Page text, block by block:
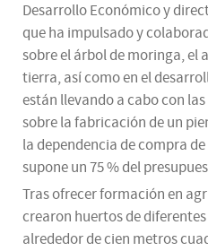
Desarrollo Económico y
que ha impulsado y
sobre el árbol de moringa, el
tierra, así como en el
están llevando a cabo con
sobre la fabricación de un
la dependencia de compra
supone un 75 % del
Tras ofrecer formación en
crearon huertos de
alrededor de cien metros